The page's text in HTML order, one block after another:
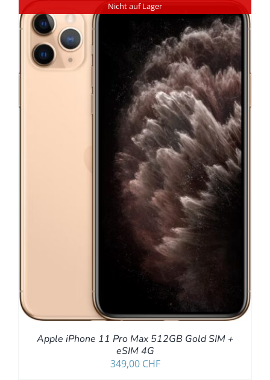
Nicht auf Lager
Apple iPhone 11 Pro Max 512GB Gold SIM +
eSIM 4G
349,00 CHF